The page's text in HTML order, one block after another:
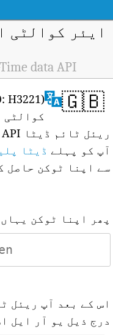
ایئر کوالٹی
data API
🇬🇧
کوالٹی
آپ کو پہلے ڈیٹا
سے اپنا ٹوکن حاصل
پھر اپنا ٹوکن
اس کے بعد آپ ریئل
درج ذیل یو آر ایل